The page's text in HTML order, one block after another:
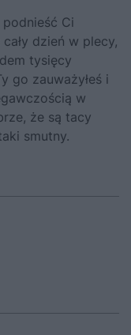
Ci
dzień w plecy,
tysięcy
go zauważyłeś i
w
że są tacy
smutny.